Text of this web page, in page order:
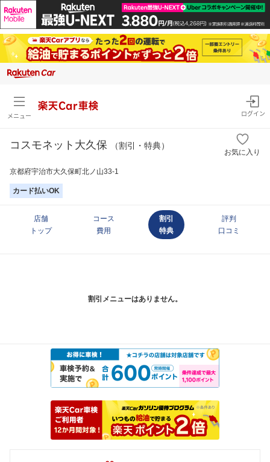
メニュー
楽天Car車検
ログイン
コスモネット大久保 （割引・特典）
お気に入り
京都府宇治市大久保町北ノ山33-1
カード払いOK
店舗
トップ
コース
費用
割引
特典
評判
口コミ
割引メニューはありません。